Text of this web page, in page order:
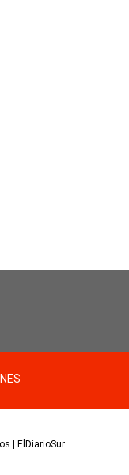
| ElDiarioSur